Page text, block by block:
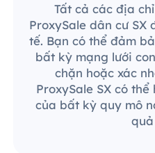
Tất cả các địa
ProxySale dân cư
tế. Bạn có thể đảm
bất kỳ mạng lưới
chặn hoặc xác
ProxySale SX có
của bất kỳ quy mô
quả